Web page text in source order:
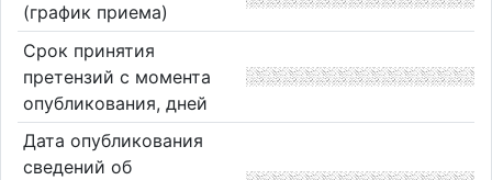
(график приема)
Срок принятия
претензий с момента
опубликования, дней
Дата опубликования
сведений об